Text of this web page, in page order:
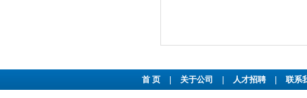
首 页 关于公司 人才招聘 联系